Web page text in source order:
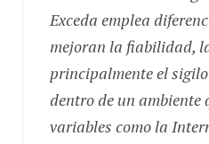
Exceda emplea
mejoran la fiabilidad,
principalmente el
dentro de un ambiente
variables como la